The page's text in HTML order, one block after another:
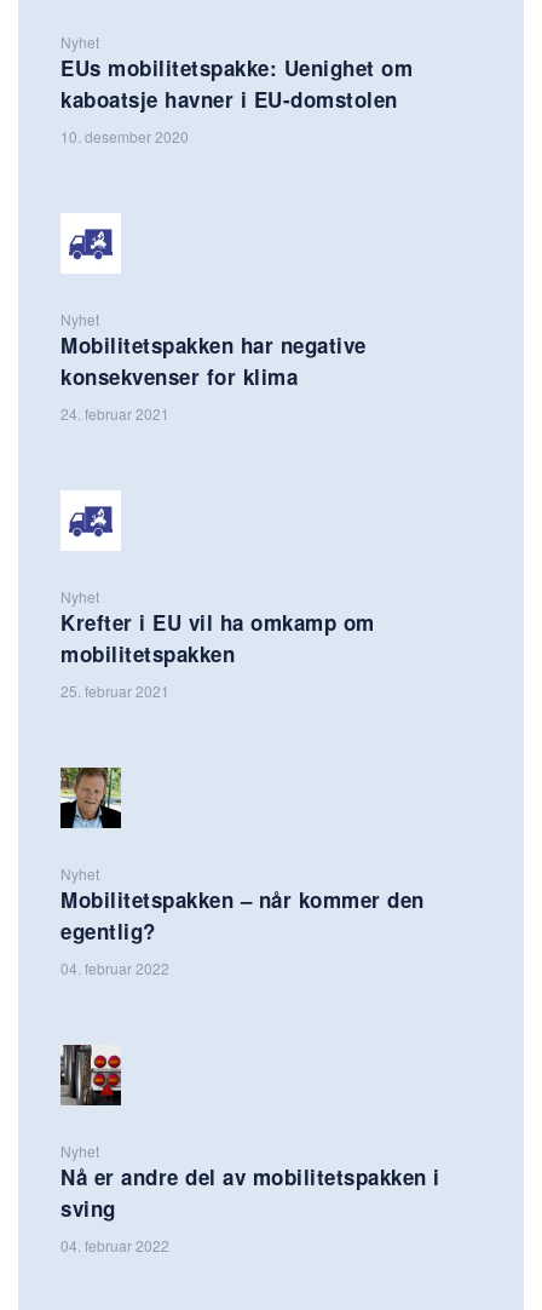
Nyhet
EUs mobilitetspakke: Uenighet om
kaboatsje havner i EU-domstolen
10. desember 2020
Nyhet
Mobilitetspakken har negative
konsekvenser for klima
24. februar 2021
Nyhet
Krefter i EU vil ha omkamp om
mobilitetspakken
25. februar 2021
Nyhet
Mobilitetspakken – når kommer den
egentlig?
04. februar 2022
Nyhet
Nå er andre del av mobilitetspakken i
sving
04. februar 2022